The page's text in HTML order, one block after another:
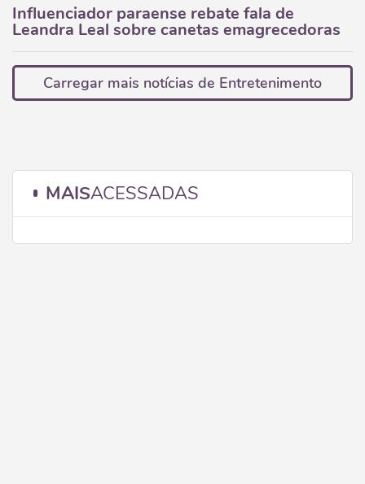
Influenciador paraense rebate fala de
Leandra Leal sobre canetas emagrecedoras
Carregar mais notícias de Entretenimento
MAISACESSADAS